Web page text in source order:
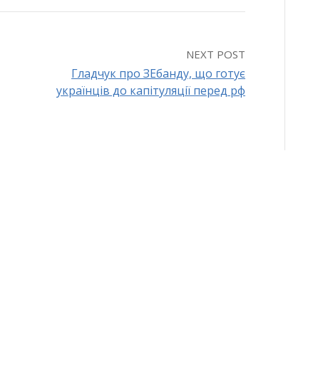
NEXT POST
Гладчук про ЗЕбанду, що готує
українців до капітуляції перед рф